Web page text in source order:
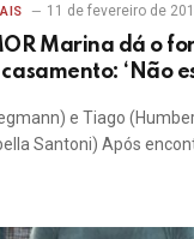
11 de fevereiro de
Marina dá o
‘Não
e Tiago
Santoni) Após